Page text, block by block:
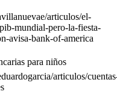
articulos/el-
mundial-pero-la-fiesta-
avisa-bank-of-america
para niños
articulos/